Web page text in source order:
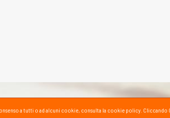
a tutti o ad alcuni cookie, consulta la cookie policy. Cliccando